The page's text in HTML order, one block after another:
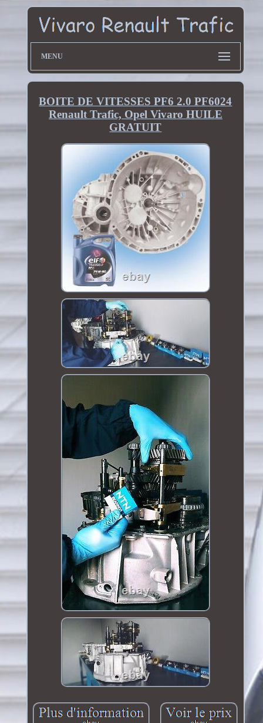
MENU
BOITE DE VITESSES PF6 2.0 PF6024
Renault Trafic, Opel Vivaro HUILE
GRATUIT